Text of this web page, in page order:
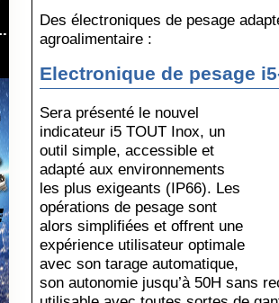
Des électroniques de pesage
agroalimentaire :
Electronique de pesage
Sera présenté le nouvel
indicateur i5 TOUT Inox, un
outil simple, accessible et
adapté aux environnements
les plus exigeants (IP66). Les
opérations de pesage sont
alors simplifiées et offrent une
expérience utilisateur optimale
avec son tarage automatique,
son autonomie jusqu’à 50H sans